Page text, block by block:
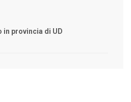
in provincia di UD